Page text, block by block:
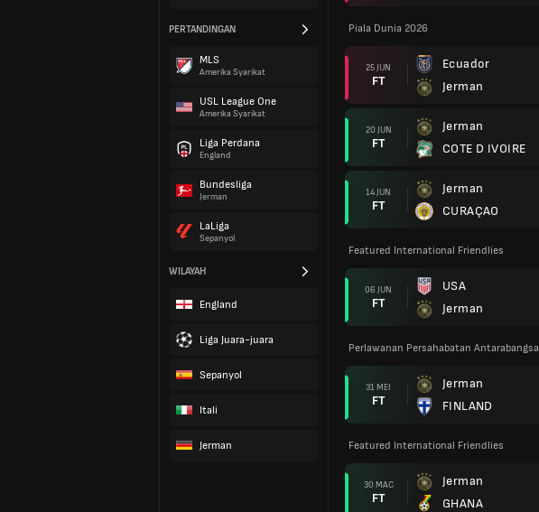
PERTANDINGAN
MLS
Amerika Syarikat
USL League One
Amerika Syarikat
Liga Perdana
England
Bundesliga
Jerman
LaLiga
Sepanyol
WILAYAH
England
Liga Juara-juara
Sepanyol
Itali
Jerman
Piala Dunia 2026
25 JUN
FT
Ecuador
Jerman
20 JUN
FT
Jerman
COTE D IVOIRE
14 JUN
FT
Jerman
CURAÇAO
Featured International Friendlies
06 JUN
FT
USA
Jerman
Perlawanan Persahabatan Antarabangsa
31 MEI
FT
Jerman
FINLAND
Featured International Friendlies
30 MAC
FT
Jerman
GHANA